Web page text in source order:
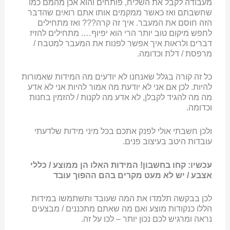
מעבודה לקבל את השליח, פותחים והוא אכן מהמם כמו
שחשבתם ואז כאשר ממקמים אותו אתם רואים שהדבר
הזה חוסם את המעבר. איך זה קרה??? ואז מתחילים
לחפש מיקום טוב יותר הרי הוא יפיוף…. מתחילים להזיז
דברים ולראות איך אפשר לפנות את המעבר למטבח /
מרפסת / דלת וכדומה.
כל זה קורה בגלל שאנחנו לא יודעים מה המידות שאמורות
להיות. לכן אם אני לא יודעת מה אמור להיות אני לא אדע
מה מה להגיד לקבלן, לא אדע מה לקנות / להזמין בחנות
וכדומה.
ולכן חשבתי אולי לפנק אתכם בכל מיני מידות שלדעתי
עובדות היטב בעיצוב פנים.
עכשיו: קחו בחשבון! המידות האלו הן ממוצע / כללי
אצבע / יש לא מעט מקרים בהם ההפוך עובד
לכן בבקשה תלמדו את המה שעובד ותשתמשו במידות
הללו כנקודות מוצע ואם מה שאתם מתכננים / מבצעים
נראה ומרגיש לכם נכון יותר – לכו על זה.